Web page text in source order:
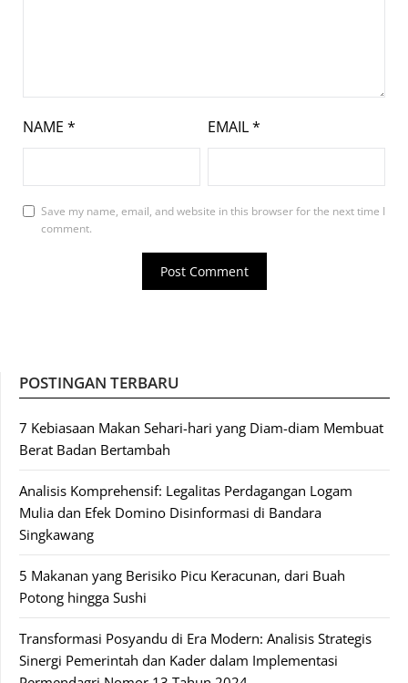
NAME * EMAIL*
Save my name, email, and website in this browser for the next time I
comment.
POSTINGAN TERBARU
7 Kebiasaan Makan Sehari-hari yang Diam-diam Membuat
Berat Badan Bertambah
Analisis Komprehensif: Legalitas Perdagangan Logam
Mulia dan Efek Domino Disinformasi di Bandara
Singkawang
5 Makanan yang Berisiko Picu Keracunan, dari Buah
Potong hingga Sushi
Transformasi Posyandu di Era Modern: Analisis Strategis
Sinergi Pemerintah dan Kader dalam Implementasi